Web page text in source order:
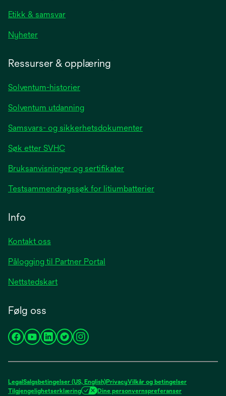
Etikk & samsvar
Nyheteropens
Ressurser & opplæring
Solventum-historier
Solventum utdanning
Samsvars- og sikkerhetsdokumenter
Søk etter SVHC
Bruksanvisninger og sertifikater
Testsammendragssøk for litiumbatterier
Info
Kontakt oss
Pålogging til Partner Portal
Nettstedskart
Følg oss
opens
new
tab
opens
new
tab
opens
new
tab
opens
new
tab
opens
new
tab
Legal Salgsbetingelser (US, English)PrivacyVilkår og betingelser
Tilgjengelighetserklæring
Dine personvernspreferanser